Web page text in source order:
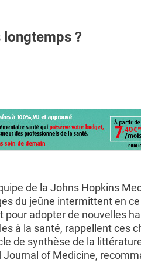
longtemps ?
de la Johns Hopkins
du jeûne intermittent en ce
pour adopter de nouvelles
à la santé, rappellent ces
de synthèse de la
Journal of Medicine,